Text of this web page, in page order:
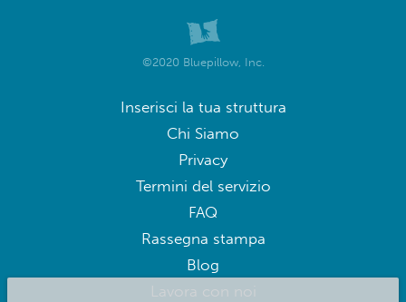
©2020 Bluepillow, Inc.
Inserisci la tua struttura
Chi Siamo
Privacy
Termini del servizio
FAQ
Rassegna stampa
Blog
Lavora con noi